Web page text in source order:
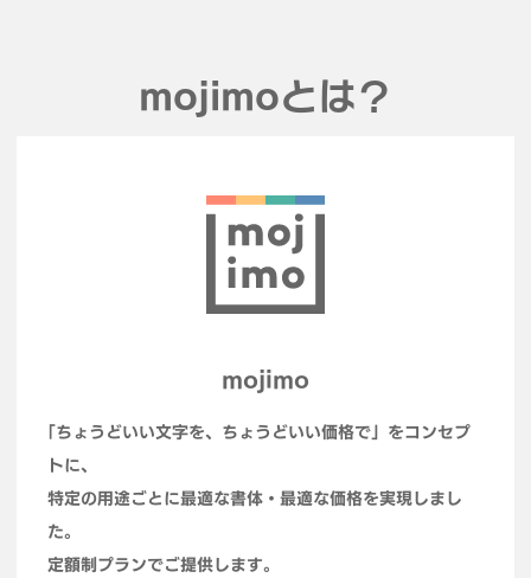
mojimoとは？
mojimo
「ちょうどいい文字を、ちょうどいい価格で」をコンセプ
トに、
特定の用途ごとに最適な書体・最適な価格を実現しまし
た。
定額制プランでご提供します。